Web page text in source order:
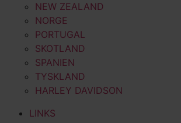
NEW ZEALAND
NORGE
PORTUGAL
SKOTLAND
SPANIEN
TYSKLAND
HARLEY DAVIDSON
LINKS